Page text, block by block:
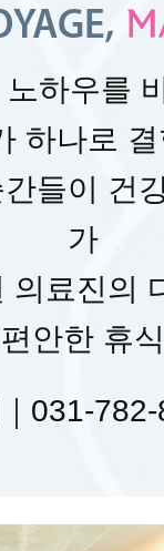
하우를
하나로
들이 건
가
의료진의
안한 휴
031-